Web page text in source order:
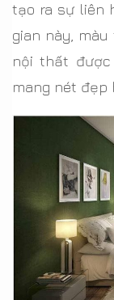
tạo ra sự liên
gian này,
nội thất
mang nét đẹp